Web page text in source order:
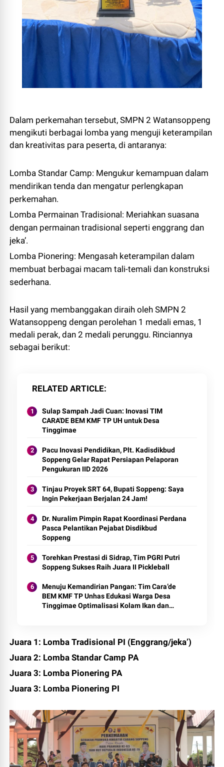
Dalam perkemahan tersebut, SMPN 2 Watansoppeng
mengikuti berbagai lomba yang menguji keterampilan
dan kreativitas para peserta, di antaranya:
Lomba Standar Camp: Mengukur kemampuan dalam
mendirikan tenda dan mengatur perlengkapan
perkemahan.
Lomba Permainan Tradisional: Meriahkan suasana
dengan permainan tradisional seperti enggrang dan
jeka’.
Lomba Pionering: Mengasah keterampilan dalam
membuat berbagai macam tali-temali dan konstruksi
sederhana.
Hasil yang membanggakan diraih oleh SMPN 2
Watansoppeng dengan perolehan 1 medali emas, 1
medali perak, dan 2 medali perunggu. Rinciannya
sebagai berikut:
RELATED ARTICLE
Sulap Sampah Jadi Cuan: Inovasi TIM
CARA'DE BEM KMF TP UH untuk Desa
Tinggimae
Pacu Inovasi Pendidikan, Plt. Kadisdikbud
Soppeng Gelar Rapat Persiapan Pelaporan
Pengukuran IID 2026
Tinjau Proyek SRT 64, Bupati Soppeng: Saya
Ingin Pekerjaan Berjalan 24 Jam!
Dr. Nuralim Pimpin Rapat Koordinasi Perdana
Pasca Pelantikan Pejabat Disdikbud
Soppeng
Torehkan Prestasi di Sidrap, Tim PGRI Putri
Soppeng Sukses Raih Juara II Pickleball
Menuju Kemandirian Pangan: Tim Cara’de
BEM KMF TP Unhas Edukasi Warga Desa
Tinggimae Optimalisasi Kolam Ikan dan
Juara 1: Lomba Tradisional PI (Enggrang/jeka’)
Juara 2: Lomba Standar Camp PA
Juara 3: Lomba Pionering PA
Juara 3: Lomba Pionering PI